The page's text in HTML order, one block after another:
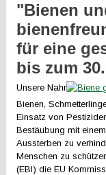
"Bienen
für eine
bis zum
Unsere Nahr
Bienen,
Einsatz von
Bestäubung mit
Aussterben zu
Menschen zu
(EBI) die EU